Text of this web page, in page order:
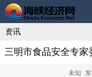
资讯
三明市食品安全专
未知